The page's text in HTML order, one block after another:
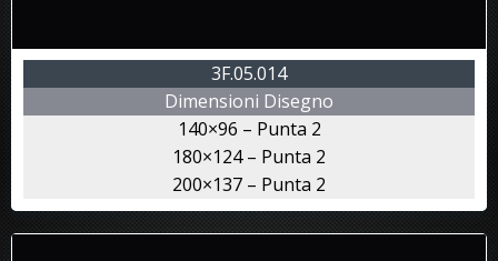
3F.05.014
Dimensioni Disegno
140×96 – Punta 2
180×124 – Punta 2
200×137 – Punta 2